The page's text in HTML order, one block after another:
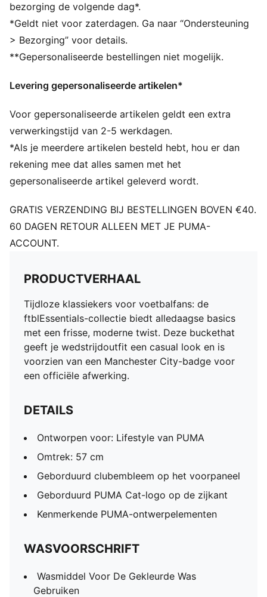
bezorging de volgende dag*.
*Geldt niet voor zaterdagen. Ga naar “Ondersteuning
> Bezorging” voor details.
**Gepersonaliseerde bestellingen niet mogelijk.
Levering gepersonaliseerde artikelen*
Voor gepersonaliseerde artikelen geldt een extra
verwerkingstijd van 2-5 werkdagen.
*Als je meerdere artikelen besteld hebt, hou er dan
rekening mee dat alles samen met het
gepersonaliseerde artikel geleverd wordt.
GRATIS VERZENDING BIJ BESTELLINGEN BOVEN €40.
60 DAGEN RETOUR ALLEEN MET JE PUMA-
ACCOUNT.
PRODUCTVERHAAL
Tijdloze klassiekers voor voetbalfans: de
ftblEssentials-collectie biedt alledaagse basics
met een frisse, moderne twist. Deze buckethat
geeft je wedstrijdoutfit een casual look en is
voorzien van een Manchester City-badge voor
een officiële afwerking.
DETAILS
Ontworpen voor: Lifestyle van PUMA
Omtrek: 57 cm
Geborduurd clubembleem op het voorpaneel
Geborduurd PUMA Cat-logo op de zijkant
Kenmerkende PUMA-ontwerpelementen
WASVOORSCHRIFT
Wasmiddel Voor De Gekleurde Was
Gebruiken